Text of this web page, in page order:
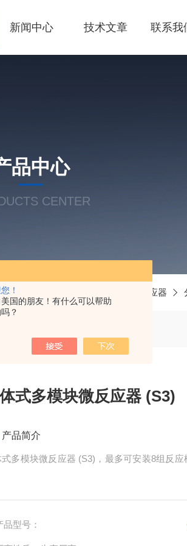
！
国的朋友！有什么可以帮助
？
新闻中心 技术文章 联系我
品中心
CENTER
： 碳化硅微反应器
式多模块微反应器 (S3)
产品简介
式多模块微反应器 (S3)，最多可安装8组反
品型号：